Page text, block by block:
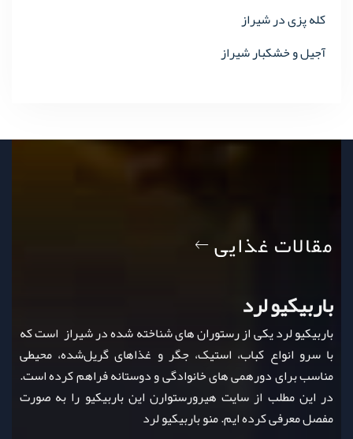
کله پزی در شیراز
آجیل و خشکبار شیراز
مقالات غذایی
باربیکیو لرد
باربیکیو لرد یکی از رستوران‌ های شناخته‌ شده در شیراز است که
با سرو انواع کباب، استیک، جگر و غذاهای گریل‌شده، محیطی
مناسب برای دورهمی‌ های خانوادگی و دوستانه فراهم کرده است.
در این مطلب از سایت هیرورستوارن این باربیکیو را به صورت
مفصل معرفی کرده ایم. منو باربیکیو لرد